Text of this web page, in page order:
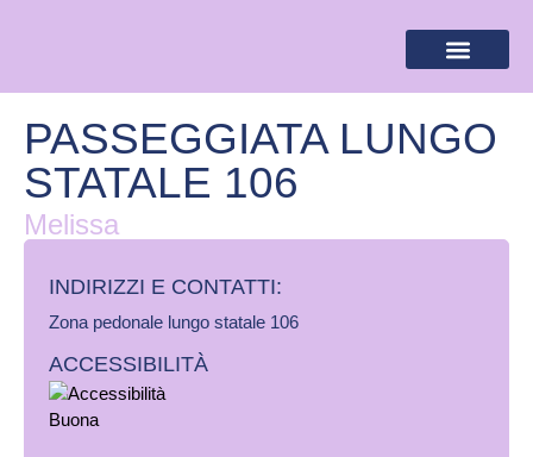
PASSEGGIATA LUNGO
STATALE 106
Melissa
INDIRIZZI E CONTATTI:​
Zona pedonale lungo statale 106
ACCESSIBILITÀ